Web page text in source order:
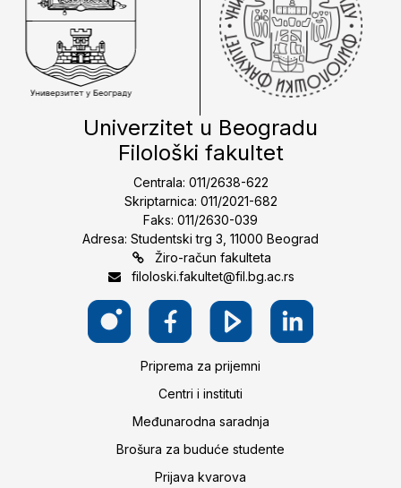
Univerzitet u Beogradu
Filološki fakultet
Centrala: 011/2638-622
Skriptarnica: 011/2021-682
Faks: 011/2630-039
Adresa: Studentski trg 3, 11000 Beograd
Žiro-račun fakulteta
filoloski.fakultet@fil.bg.ac.rs
Priprema za prijemni
Centri i instituti
Međunarodna saradnja
Brošura za buduće studente
Prijava kvarova